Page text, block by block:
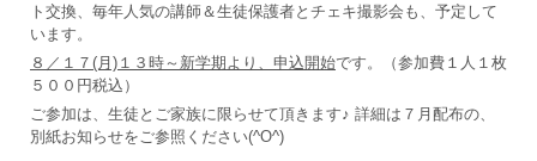
ト交換、毎年人気の講師＆生徒保護者とチェキ撮影会も、予定して
います。
８／１７(月)１３時～新学期より、申込開始です。（参加費１人１枚
５００円税込）
ご参加は、生徒とご家族に限らせて頂きます♪ 詳細は７月配布の、
別紙お知らせをご参照ください(^O^)